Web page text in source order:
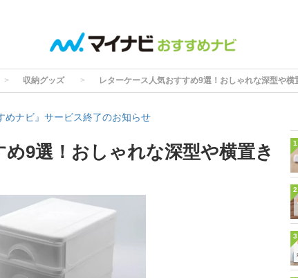
収納グッズ レターケース人気おすすめ9選！おしゃれな深型や横
めナビ』サービス終了のお知らせ
9選！おしゃれな深型や横置き
1
2
3